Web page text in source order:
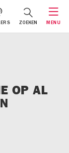
ZOEKEN MENU
OP AL